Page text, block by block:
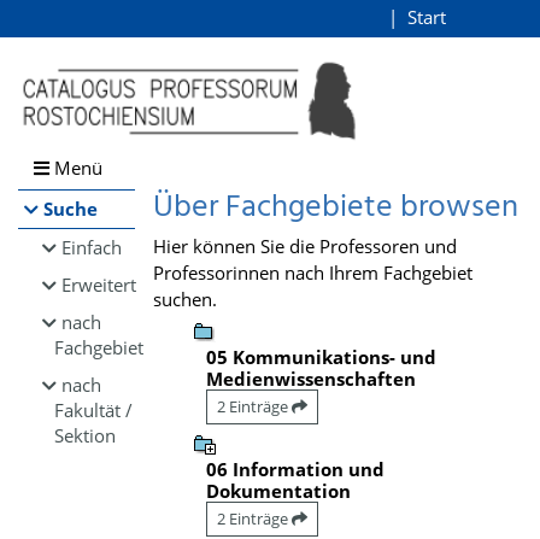
Browsen
direkt zum Inhalt
Start
Menü
Suche
Einfach
Erweitert
nach
Fachgebiet
nach
Fakultät /
Sektion
Über Fachgebiete browsen
Hier können Sie die Professoren und
Professorinnen nach Ihrem Fachgebiet
suchen.
05 Kommunikations- und
Medienwissenschaften
2 Einträge
06 Information und
Dokumentation
2 Einträge